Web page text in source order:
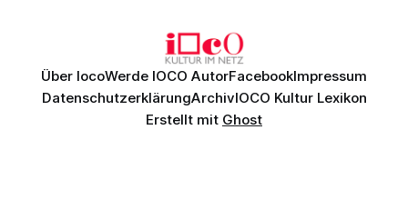
Über IocoWerde IOCO AutorFacebookImpressum
DatenschutzerklärungArchivIOCO Kultur Lexikon
Erstellt mit Ghost